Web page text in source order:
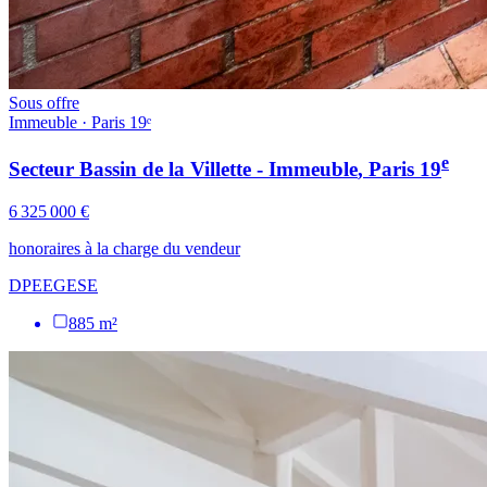
Sous offre
Immeuble · Paris 19ᵉ
Secteur Bassin de la Villette - Immeuble, Paris 19e
6 325 000 €
honoraires à la charge du vendeur
DPEEGESE
885 m²